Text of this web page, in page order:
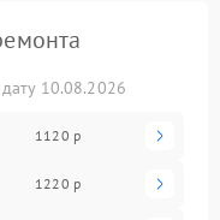
10.08.2026
1120 р
1220 р